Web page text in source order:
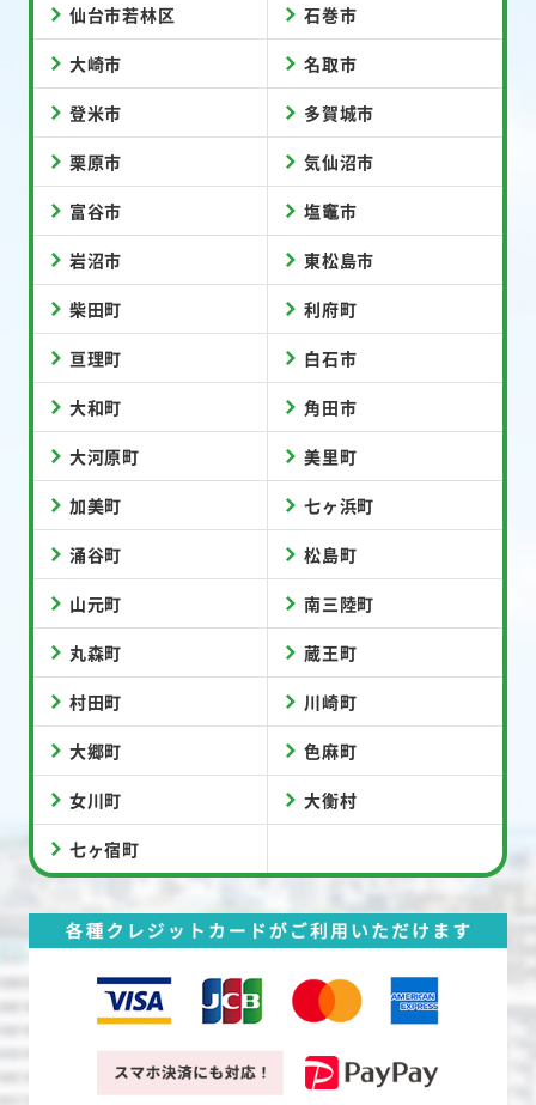
仙台市若林区 石巻市
大崎市 名取市
登米市 多賀城市
栗原市 気仙沼市
富谷市 塩竈市
岩沼市 東松島市
柴田町 利府町
亘理町 白石市
大和町 角田市
大河原町 美里町
加美町 七ヶ浜町
涌谷町 松島町
山元町 南三陸町
丸森町 蔵王町
村田町 川崎町
大郷町 色麻町
女川町 大衡村
七ヶ宿町